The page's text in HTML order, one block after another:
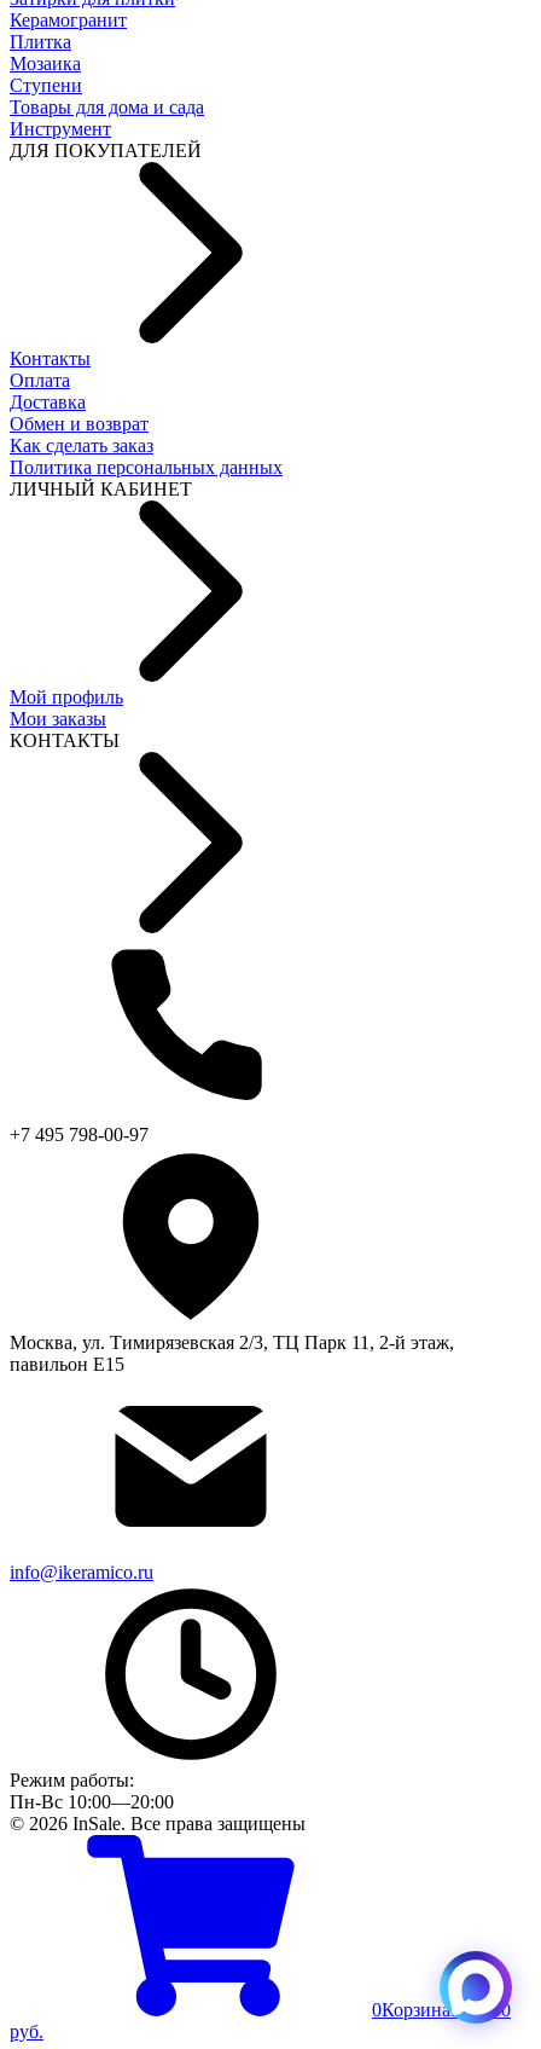
Керамогранит
Плитка
Мозаика
Ступени
Товары для дома и сада
Инструмент
ДЛЯ ПОКУПАТЕЛЕЙ
Контакты
Оплата
Доставка
Обмен и возврат
Как сделать заказ
Политика персональных данных
ЛИЧНЫЙ КАБИНЕТ
Мой профиль
Мои заказы
КОНТАКТЫ
+7 495 798-00-97
Москва, ул. Тимирязевская 2/3, ТЦ Парк 11, 2-й этаж,
павильон Е15
info@ikeramico.ru
Режим работы:
Пн-Вс 10:00—20:00
© 2026 InSale. Все права защищены
0КорзинаПусто0
руб.